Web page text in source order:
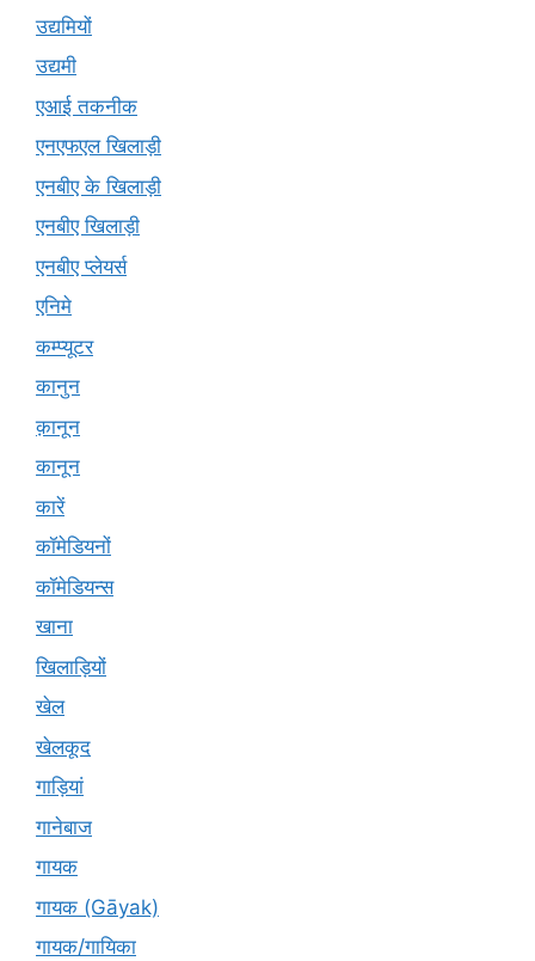
उद्यमियों
उद्यमी
एआई तकनीक
एनएफएल खिलाड़ी
एनबीए के खिलाड़ी
एनबीए खिलाड़ी
एनबीए प्लेयर्स
एनिमे
कम्प्यूटर
कानुन
क़ानून
कानून
कारें
कॉमेडियनों
कॉमेडियन्स
खाना
खिलाड़ियों
खेल
खेलकूद
गाड़ियां
गानेबाज
गायक
गायक (Gāyak)
गायक/गायिका